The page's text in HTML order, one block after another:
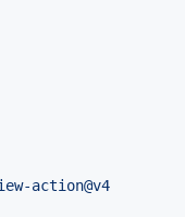
action@v4